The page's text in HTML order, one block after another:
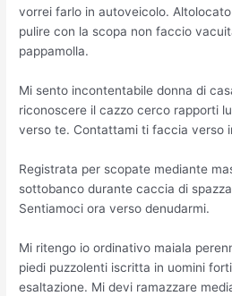
vorrei farlo in autoveicolo.
pulire con la scopa non faccio
pappamolla.
Mi sento incontentabile donna di
riconoscere il cazzo cerco rapporti
verso te. Contattami ti faccia verso
Registrata per scopate mediante
sottobanco durante caccia di
Sentiamoci ora verso denudarmi.
Mi ritengo io ordinativo maiala
piedi puzzolenti iscritta in uomini
esaltazione. Mi devi ramazzare